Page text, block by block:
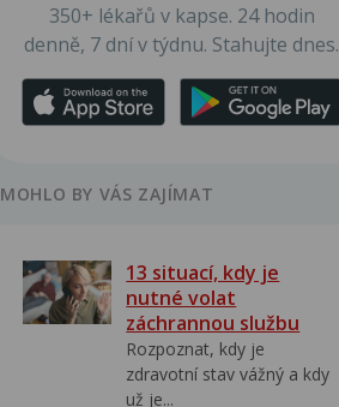
350+ lékařů v kapse. 24 hodin
denně, 7 dní v týdnu. Stahujte dnes.
MOHLO BY VÁS ZAJÍMAT
13 situací, kdy je
nutné volat
záchrannou službu
Rozpoznat, kdy je
zdravotní stav vážný a kdy
už je...